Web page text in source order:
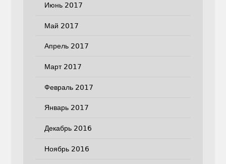
Июнь 2017
Май 2017
Апрель 2017
Март 2017
Февраль 2017
Январь 2017
Декабрь 2016
Ноябрь 2016